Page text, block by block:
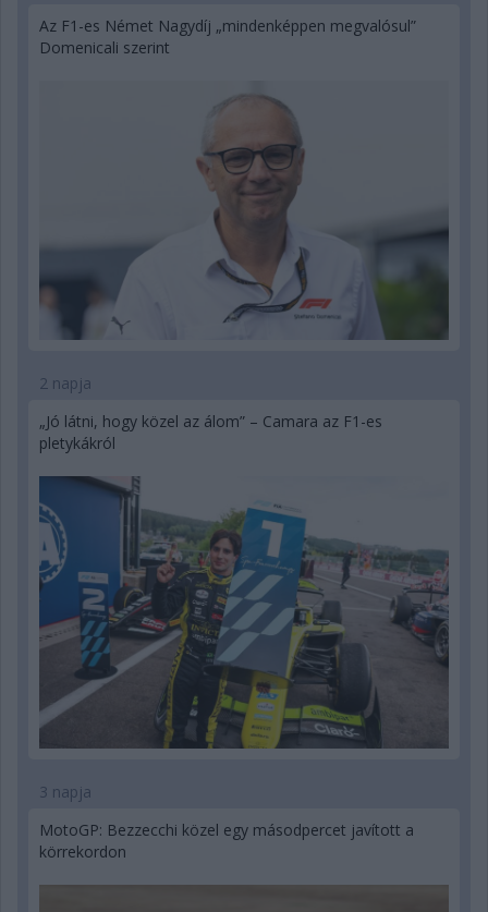
Az F1-es Német Nagydíj „mindenképpen megvalósul”
Domenicali szerint
2 napja
„Jó látni, hogy közel az álom” – Camara az F1-es
pletykákról
3 napja
MotoGP: Bezzecchi közel egy másodpercet javított a
körrekordon